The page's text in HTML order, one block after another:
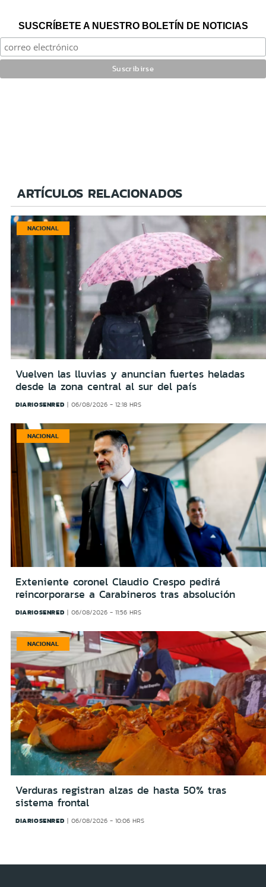
SUSCRÍBETE A NUESTRO BOLETÍN DE NOTICIAS
ARTÍCULOS RELACIONADOS
NACIONAL
Vuelven las lluvias y anuncian fuertes heladas
desde la zona central al sur del país
DIARIOSENRED 06/08/2026 - 12:18 HRS
NACIONAL
Exteniente coronel Claudio Crespo pedirá
reincorporarse a Carabineros tras absolución
DIARIOSENRED 06/08/2026 - 11:56 HRS
NACIONAL
Verduras registran alzas de hasta 50% tras
sistema frontal
DIARIOSENRED 06/08/2026 - 10:06 HRS